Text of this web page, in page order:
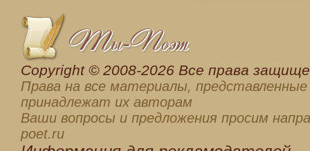
Сopyright © 2008-2026 Все права
Права на все материалы, представленные
принадлежат их авторам
Ваши вопросы и предложения просим
poet.ru